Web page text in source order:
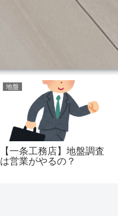
地盤
【一条工務店】地盤調査
は営業がやるの？